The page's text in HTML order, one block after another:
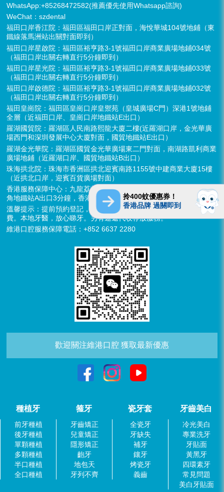
WhatsApp:+85268472582(推薦優先使用Whatsapp諮詢)
WeChat：szdental
福田口岸香江院：福田區福田口岸正對面，海悅華城104號地鋪（東
鐵線落馬洲站出關對面即到）
福田口岸星啟院：福田區裕亨路3-1號福田口岸商業廣場地鋪034號
（福田口岸出關右轉直行5分鐘即到）
福田口岸星光院：福田區裕亨路3-1號福田口岸商業廣場地鋪033號
（福田口岸出關右轉直行5分鐘即到）
福田口岸啟德院：福田區裕亨路3-1號福田口岸商業廣場地鋪032號
（福田口岸出關右轉直行5分鐘即到）
福田皇崗院：福田區皇崗口岸皇禦苑（皇城廣場C門）深港1號地鋪
全層（近福田口岸、皇崗口岸地鐵站E出口）
羅湖國貿院：羅湖區人民南路熙龍大廈二樓(近羅湖口岸，金光華廣
場西門和深圳發展中心大廈對面，國貿地鐵站E出口）
羅湖金光華院：羅湖區國貿金光華廣場東二門對面，南湖路凱利商業
廣場地鋪（近羅湖口岸、國貿地鐵站B出口）
珠海拱北院：珠海市香洲區拱北迎賓南路1155號中建商業大廈15樓
（近拱北口岸，迎賓百貨廣場對面）
香港服務保障中心：九龍荔枝角長裕街11號定豐中心1306室（荔枝
角地鐵站A出口3分鐘，香港辦公室暫不應診，提供網絡諮詢）
溫馨提示：提前預約登記，X-ray、CT院內檢查免費，3D數字掃描免
費。本地牙醫，放心睇牙。另有速遞代收存放服務。
維港口腔服務保障電話：+852 6637 2280
歡迎關注維港口腔 獲取最新優惠
種植牙
前牙種植
後牙種植
單顆種植
多顆種植
半口種植
全口種植
箍牙
牙齒矯正
兒童矯正
隱形矯正
齙牙
地包天
牙列不齊
瓷牙套
全瓷牙
牙缺失
補牙
鑲牙
烤瓷牙
義齒
牙齒美白
冷光美白
專業洗牙
牙貼面
黃黑牙
四環素牙
常見問題
美白牙貼面
拎400蚊優惠券！
香港品牌 過關即到